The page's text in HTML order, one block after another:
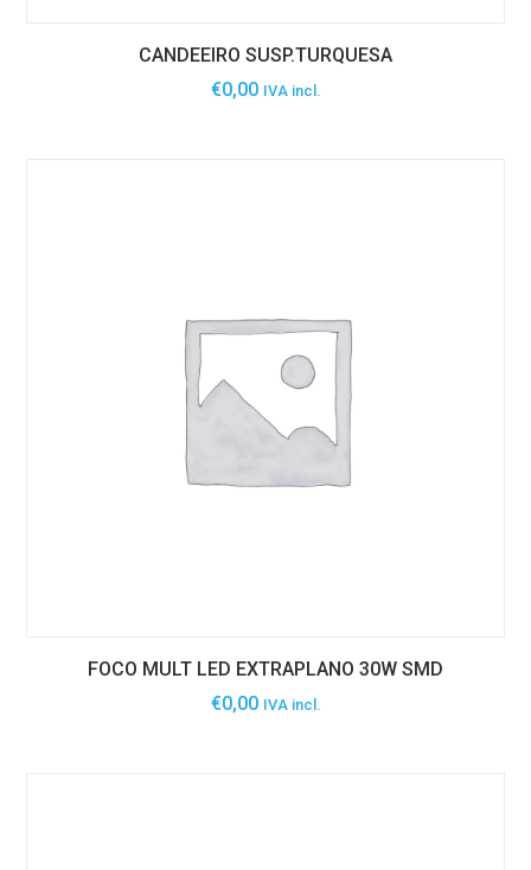
CANDEEIRO SUSP.TURQUESA
€0,00 IVA incl.
FOCO MULT LED EXTRAPLANO 30W SMD
€0,00 IVA incl.